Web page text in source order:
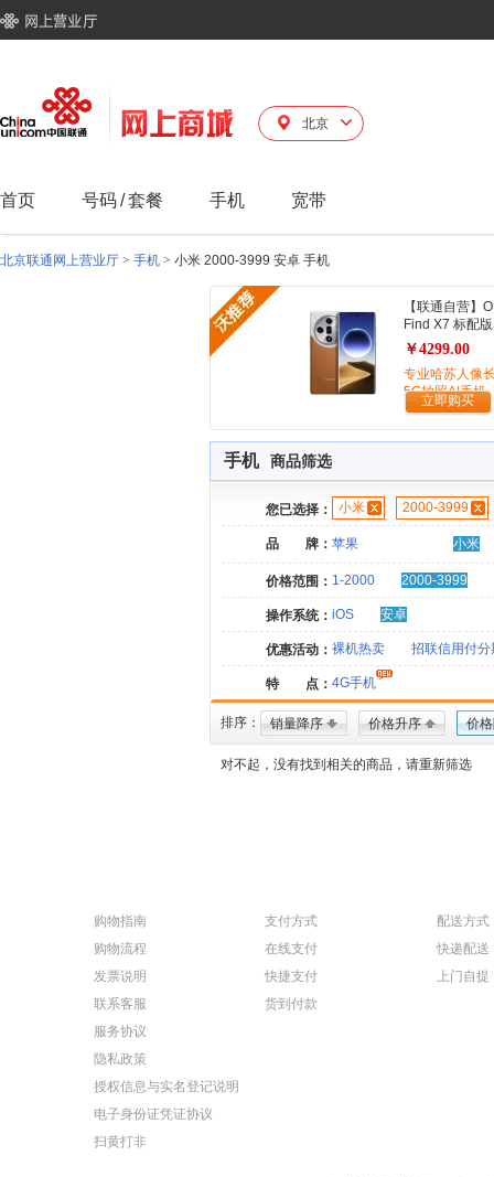
北京
首页 号码/套餐 手机 宽带
北京联通网上营业厅 > 手机 > 小米 2000-3999 安卓 手机
【联通自营】
Find X7 标配版
￥4299.00
专业哈苏人像
5G拍照AI手机
立即购买
手机 商品筛选
您已选择： 小米 2000-3999
品 牌： 苹果 小米
价格范围： 1-2000 2000-3999
操作系统： iOS 安卓
优惠活动： 裸机热卖 招联信用付分
特 点： 4G手机
排序： 销量降序 价格升序 价
对不起，没有找到相关的商品，请重新筛选
购物指南
购物流程
发票说明
联系客服
服务协议
隐私政策
授权信息与实名登记说明
电子身份证凭证协议
扫黄打非
支付方式
在线支付
快捷支付
货到付款
配送方式
快递配送
上门自提